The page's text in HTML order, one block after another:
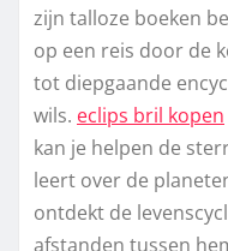
zijn talloze boeken
op een reis door de
tot diepgaande
wils. eclips bril kopen
kan je helpen de
leert over de
ontdekt de
afstanden tussen